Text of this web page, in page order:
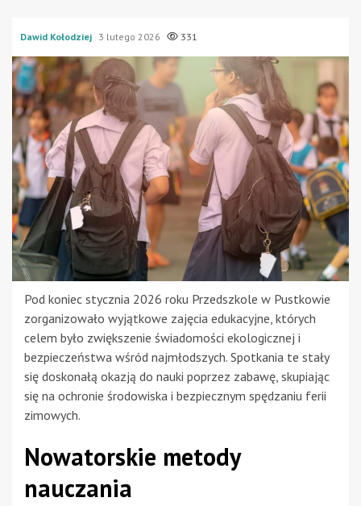
Dawid Kołodziej 3 lutego 2026 331
Pod koniec stycznia 2026 roku Przedszkole w Pustkowie
zorganizowało wyjątkowe zajęcia edukacyjne, których
celem było zwiększenie świadomości ekologicznej i
bezpieczeństwa wśród najmłodszych. Spotkania te stały
się doskonałą okazją do nauki poprzez zabawę, skupiając
się na ochronie środowiska i bezpiecznym spędzaniu ferii
zimowych.
Nowatorskie metody
nauczania